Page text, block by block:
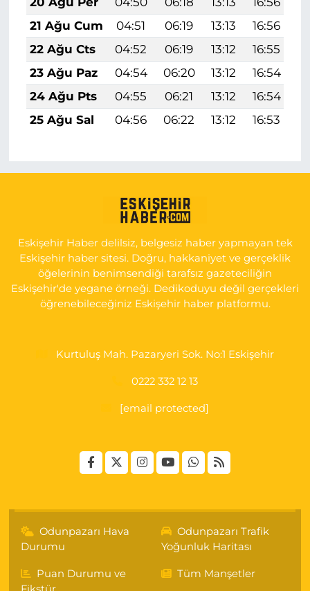
21 Ağu Cum
04:51 06:19 13:13 16:56
22 Ağu Cts
04:52 06:19 13:12 16:55
23 Ağu Paz
04:54 06:20 13:12 16:54
24 Ağu Pts
04:55 06:21 13:12 16:54
25 Ağu Sal
04:56 06:22 13:12 16:53
Eskişehir Haber delilsiz, belgesiz haber yapmayan tek
Eskişehir haber sitesi. Doğru, hakkaniyet ve gerçeklik
öğelerinin benimsendiği tarafsız gazeteciliğin
Eskişehir'de yegane örneği. Dedikoduyu değil gerçekleri
öğrenebileceğiniz Eskişehir haber platformu.
Kurtuluş Mah. Pazaryeri Sok. No:1 Eskişehir
0222 332 12 13
[email protected]
Odunpazarı Hava
Durumu
Odunpazarı Trafik
Yoğunluk Haritası
Puan Durumu ve
Tüm Manşetler